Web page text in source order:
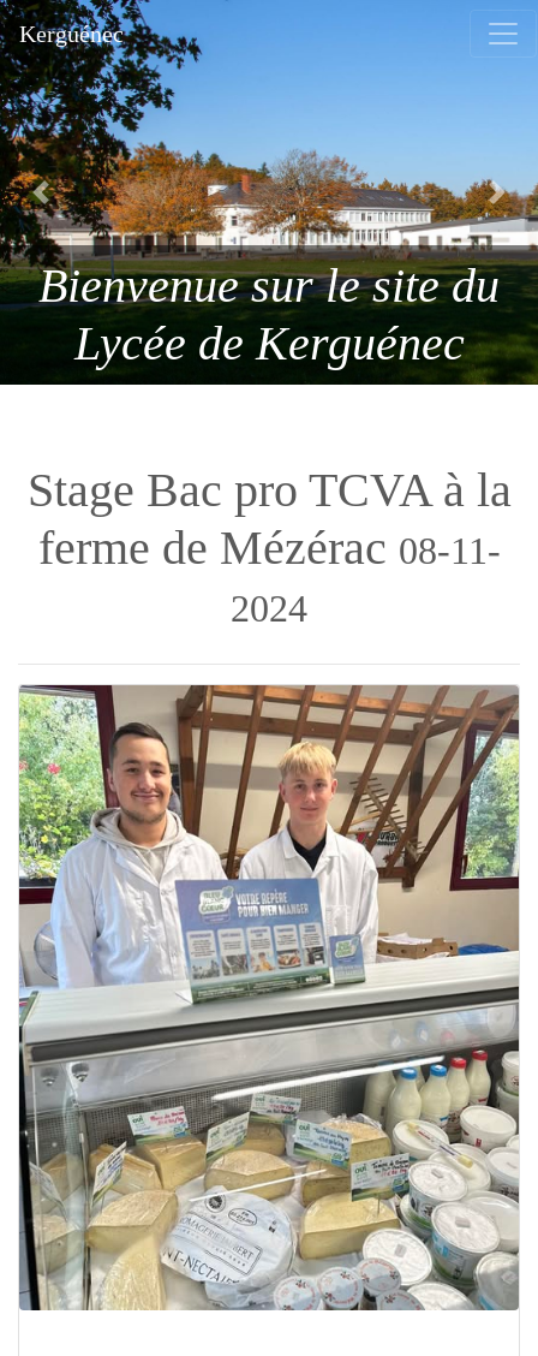
Kerguénec
Bienvenue sur le site du
Lycée de Kerguénec
Nos formations: 4ème & 3ème
Professionnelle - Bac pro SAPAT -
Bac pro TCVA - CAP SAPVER .
Previous Next
Stage Bac pro TCVA à la
ferme de Mézérac 08-11-
2024